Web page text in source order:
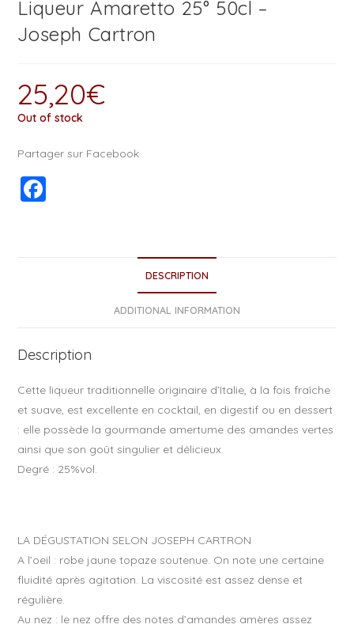
Liqueur Amaretto 25° 50cl –
Joseph Cartron
25,20€
Out of stock
Partager sur Facebook
o
k
DESCRIPTION
ADDITIONAL INFORMATION
Description
Cette liqueur traditionnelle originaire d’Italie, à la fois fraîche
et suave, est excellente en cocktail, en digestif ou en dessert
: elle possède la gourmande amertume des amandes vertes
ainsi que son goût singulier et délicieux.
Degré : 25%vol.
LA DÉGUSTATION SELON JOSEPH CARTRON
A l’oeil : robe jaune topaze soutenue. On note une certaine
fluidité après agitation. La viscosité est assez dense et
régulière.
Au nez : le nez offre des notes d’amandes amères assez